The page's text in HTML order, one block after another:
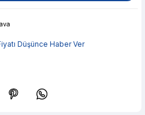
Düşünce Haber Ver